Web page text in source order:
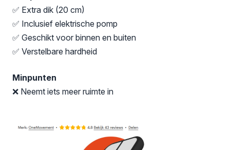
✅ Extra dik (20 cm)
✅ Inclusief elektrische pomp
✅ Geschikt voor binnen en buiten
✅ Verstelbare hardheid
Minpunten
❌ Neemt iets meer ruimte in